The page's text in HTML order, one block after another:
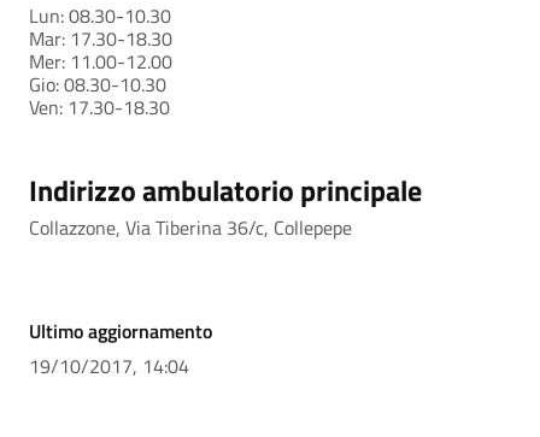
Lun: 08.30-10.30
Mar: 17.30-18.30
Mer: 11.00-12.00
Gio: 08.30-10.30
Ven: 17.30-18.30
Indirizzo ambulatorio principale
Collazzone, Via Tiberina 36/c, Collepepe
Ultimo aggiornamento
19/10/2017, 14:04